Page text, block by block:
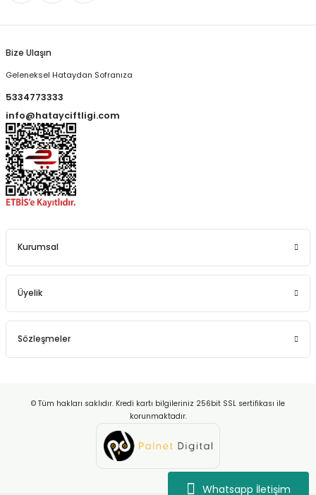
Whatsapp İletişim
Bize Ulaşın
Geleneksel Hataydan Sofranıza
5334773333
info@hatayciftligi.com
Kurumsal
Üyelik
Sözleşmeler
© Tüm hakları saklıdır. Kredi kartı bilgileriniz 256bit SSL sertifikası ile
korunmaktadır.